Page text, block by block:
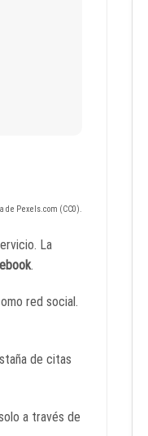
de Pexels.com (CC0).
La
.
red social.
de citas
a través de